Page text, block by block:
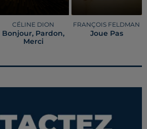
CÉLINE DION
Bonjour, Pardon,
Merci
FRANÇOIS FELDMAN
Joue Pas